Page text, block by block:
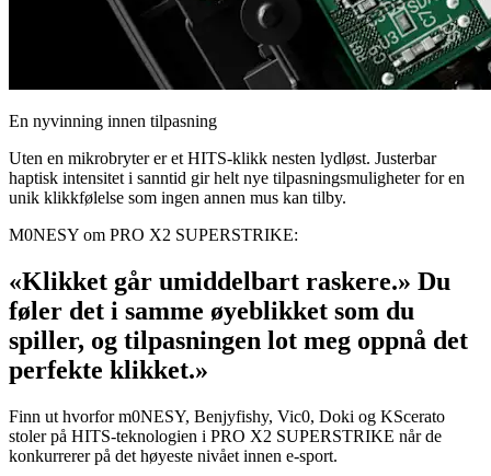
En nyvinning innen tilpasning
Uten en mikrobryter er et HITS-klikk nesten lydløst. Justerbar
haptisk intensitet i sanntid gir helt nye tilpasningsmuligheter for en
unik klikkfølelse som ingen annen mus kan tilby.
M0NESY om PRO X2 SUPERSTRIKE:
«Klikket går umiddelbart raskere.» Du
føler det i samme øyeblikket som du
spiller, og tilpasningen lot meg oppnå det
perfekte klikket.»
Finn ut hvorfor m0NESY, Benjyfishy, Vic0, Doki og KScerato
stoler på HITS-teknologien i PRO X2 SUPERSTRIKE når de
konkurrerer på det høyeste nivået innen e-sport.